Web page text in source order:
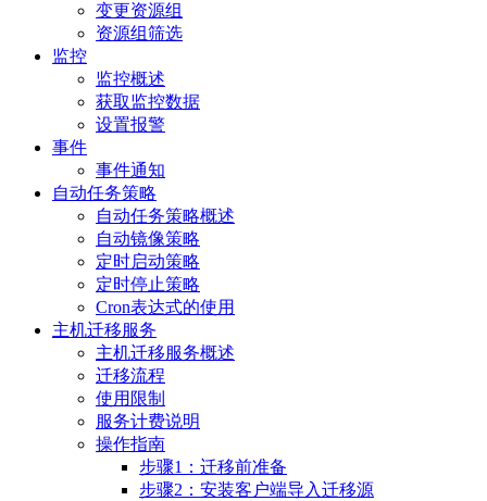
变更资源组
资源组筛选
监控
监控概述
获取监控数据
设置报警
事件
事件通知
自动任务策略
自动任务策略概述
自动镜像策略
定时启动策略
定时停止策略
Cron表达式的使用
主机迁移服务
主机迁移服务概述
迁移流程
使用限制
服务计费说明
操作指南
步骤1：迁移前准备
步骤2：安装客户端导入迁移源